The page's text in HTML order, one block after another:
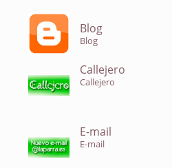
Blog
Blog
Callejero
Callejero
E-mail
E-mail